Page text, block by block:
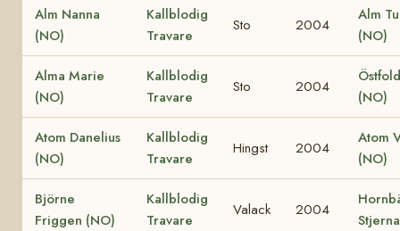
Alm Nanna
(NO)
Kallblodig
Travare
Sto 2004
Alm
(NO)
Alma Marie
(NO)
Kallblodig
Travare
Sto 2004
(NO)
Atom Danelius
(NO)
Kallblodig
Travare
Hingst 2004
Atom
(NO)
Björne
Friggen (NO)
Kallblodig
Travare
Valack 2004